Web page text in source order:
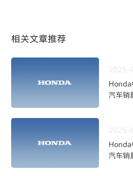
相关文章推荐
2025-
Honda
汽车销
2025-
Honda
汽车销